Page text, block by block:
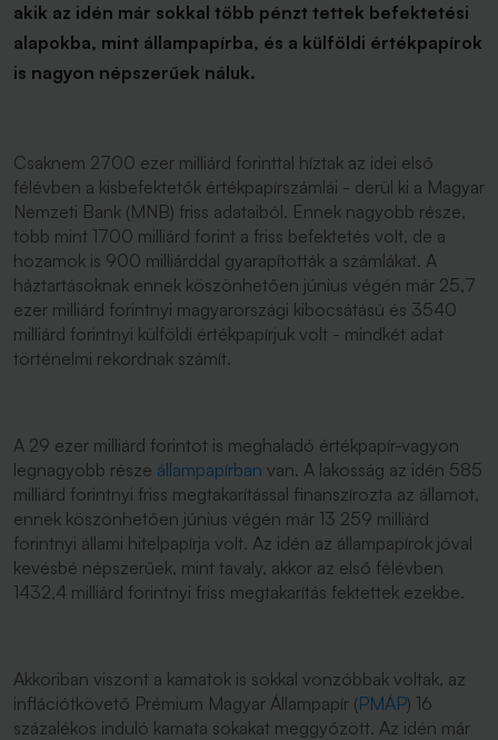
akik az idén már sokkal több pénzt tettek befektetési
alapokba, mint állampapírba, és a külföldi értékpapírok
is nagyon népszerűek náluk.
Csaknem 2700 ezer milliárd forinttal híztak az idei első
félévben a kisbefektetők értékpapírszámlái - derül ki a Magyar
Nemzeti Bank (MNB) friss adataiból. Ennek nagyobb része,
több mint 1700 milliárd forint a friss befektetés volt, de a
hozamok is 900 milliárddal gyarapították a számlákat. A
háztartásoknak ennek köszönhetően június végén már 25,7
ezer milliárd forintnyi magyarországi kibocsátású és 3540
milliárd forintnyi külföldi értékpapírjuk volt - mindkét adat
történelmi rekordnak számít.
A 29 ezer milliárd forintot is meghaladó értékpapír-vagyon
legnagyobb része állampapírban van. A lakosság az idén 585
milliárd forintnyi friss megtakarítással finanszírozta az államot,
ennek köszönhetően június végén már 13 259 milliárd
forintnyi állami hitelpapírja volt. Az idén az állampapírok jóval
kevésbé népszerűek, mint tavaly, akkor az első félévben
1432,4 milliárd forintnyi friss megtakarítás fektettek ezekbe.
Akkoriban viszont a kamatok is sokkal vonzóbbak voltak, az
inflációtkövető Prémium Magyar Állampapír (PMÁP) 16
százalékos induló kamata sokakat meggyőzött. Az idén már